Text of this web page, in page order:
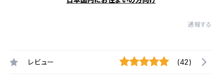
通報する
レビュー (42)